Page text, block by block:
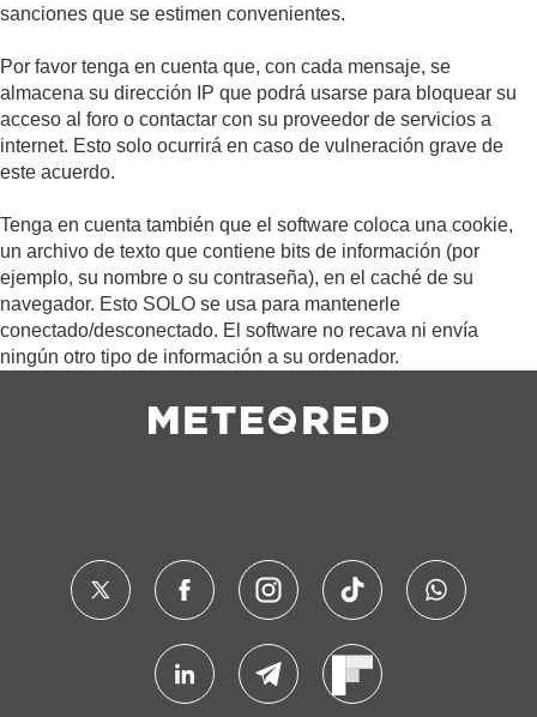
sanciones que se estimen convenientes.
Por favor tenga en cuenta que, con cada mensaje, se
almacena su dirección IP que podrá usarse para bloquear su
acceso al foro o contactar con su proveedor de servicios a
internet. Esto solo ocurrirá en caso de vulneración grave de
este acuerdo.
Tenga en cuenta también que el software coloca una cookie,
un archivo de texto que contiene bits de información (por
ejemplo, su nombre o su contraseña), en el caché de su
navegador. Esto SOLO se usa para mantenerle
conectado/desconectado. El software no recava ni envía
ningún otro tipo de información a su ordenador.